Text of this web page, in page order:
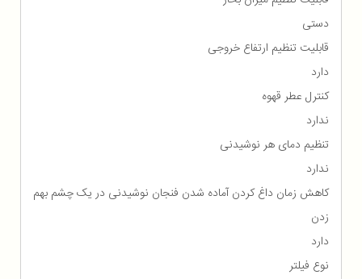
دستی
قابلیت تنظیم ارتفاع خروجی
دارد
کنترل عطر قهوه
ندارد
تنظیم دمای هر نوشیدنی
ندارد
کاهش زمان داغ کردن آماده شدن فنجان نوشیدنی در یک چشم بهم
زدن
دارد
نوع فیلتر